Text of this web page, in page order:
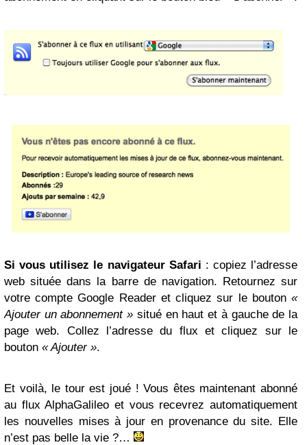
Si vous utilisez le navigateur Safari : copiez l’adresse
web située dans la barre de navigation. Retournez sur
votre compte Google Reader et cliquez sur le bouton «
Ajouter un abonnement » situé en haut et à gauche de la
page web. Collez l’adresse du flux et cliquez sur le
bouton « Ajouter ».
Et voilà, le tour est joué ! Vous êtes maintenant abonné
au flux AlphaGalileo et vous recevrez automatiquement
les nouvelles mises à jour en provenance du site. Elle
n’est pas belle la vie ?…